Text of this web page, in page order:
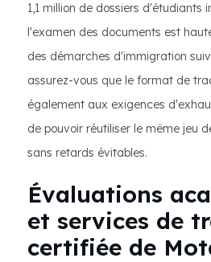
1,1 million de dossiers d'étudiants
l'examen des documents est
des démarches d'immigration
assurez-vous que le format de
également aux exigences
de pouvoir réutiliser le même jeu
sans retards évitables.
Évaluations
et services de
certifiée de